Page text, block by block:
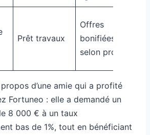
Prêt travaux
Offres
bonifiées
selon profil
d’une amie qui a profité
Fortuneo : elle a demandé un
8 000 € à un taux
bas de 1%, tout en bénéficiant